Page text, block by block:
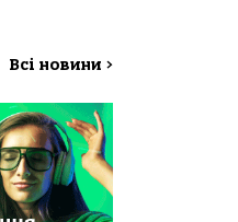
Всі новини >